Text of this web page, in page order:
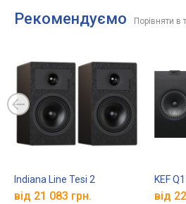
Рекомендуємо Порівняти в
Indiana Line Tesi 2
від 21 083 грн.
KEF
від